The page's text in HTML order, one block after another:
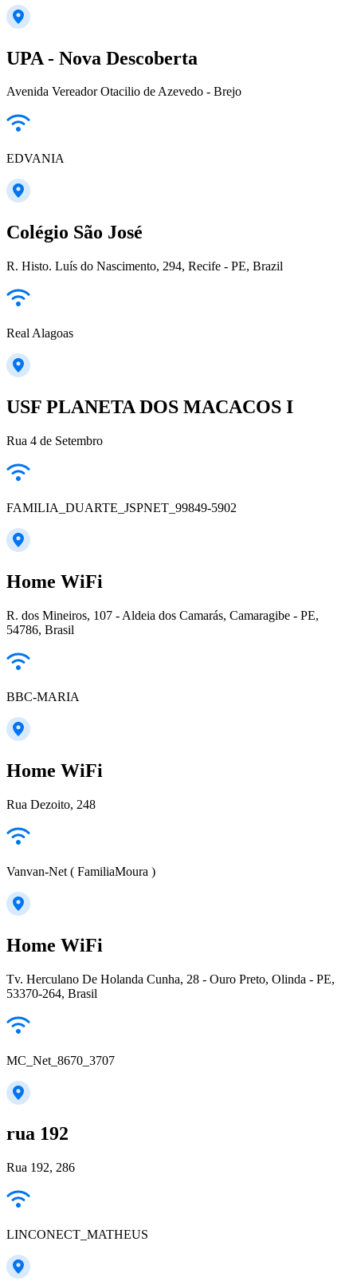
UPA - Nova Descoberta
Avenida Vereador Otacilio de Azevedo - Brejo
EDVANIA
Colégio São José
R. Histo. Luís do Nascimento, 294, Recife - PE, Brazil
Real Alagoas
USF PLANETA DOS MACACOS I
Rua 4 de Setembro
FAMILIA_DUARTE_JSPNET_99849-5902
Home WiFi
R. dos Mineiros, 107 - Aldeia dos Camarás, Camaragibe - PE,
54786, Brasil
BBC-MARIA
Home WiFi
Rua Dezoito, 248
Vanvan-Net ( FamiliaMoura )
Home WiFi
Tv. Herculano De Holanda Cunha, 28 - Ouro Preto, Olinda - PE,
53370-264, Brasil
MC_Net_8670_3707
rua 192
Rua 192, 286
LINCONECT_MATHEUS